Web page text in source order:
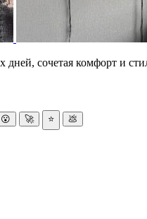
дней, сочетая комфорт и
😮 🚀 ⭐ 💩